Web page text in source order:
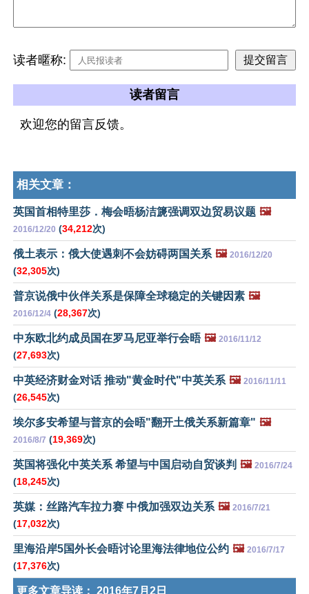
读者暱称:
读者留言
欢迎您的留言反馈。
相关文章：
英国首相特里莎．梅会晤杨洁篪强调双边贸易议题 🖼️
2016/12/20 (34,212次)
俄土表示：俄大使遇刺不会妨碍两国关系 🖼️ 2016/12/20
(32,305次)
普京说俄中伙伴关系是保障全球稳定的关键因素 🖼️
2016/12/4 (28,367次)
中东欧北约成员国在罗马尼亚举行会晤 🖼️ 2016/11/12
(27,693次)
中英经济财金对话 推动"黄金时代"中英关系 🖼️ 2016/11/11
(26,545次)
埃尔多安希望与普京的会晤"翻开土俄关系新篇章" 🖼️
2016/8/7 (19,369次)
英国将强化中英关系 希望与中国启动自贸谈判 🖼️ 2016/7/24
(18,245次)
英媒：丝路汽车拉力赛 中俄加强双边关系 🖼️ 2016/7/21
(17,032次)
里海沿岸5国外长会晤讨论里海法律地位公约 🖼️ 2016/7/17
(17,376次)
更多文章导读： 2016年7月2日